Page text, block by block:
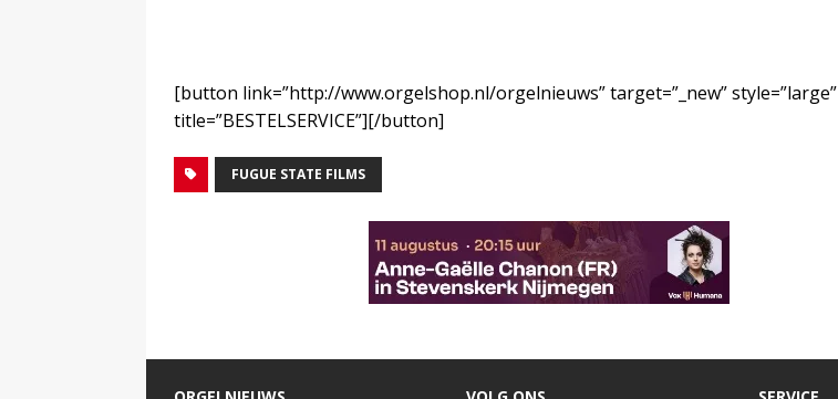
[button link=”http://www.orgelshop.nl/orgelnieuws” target=”_new” style=”large”
title=”BESTELSERVICE”][/button]
FUGUE STATE FILMS